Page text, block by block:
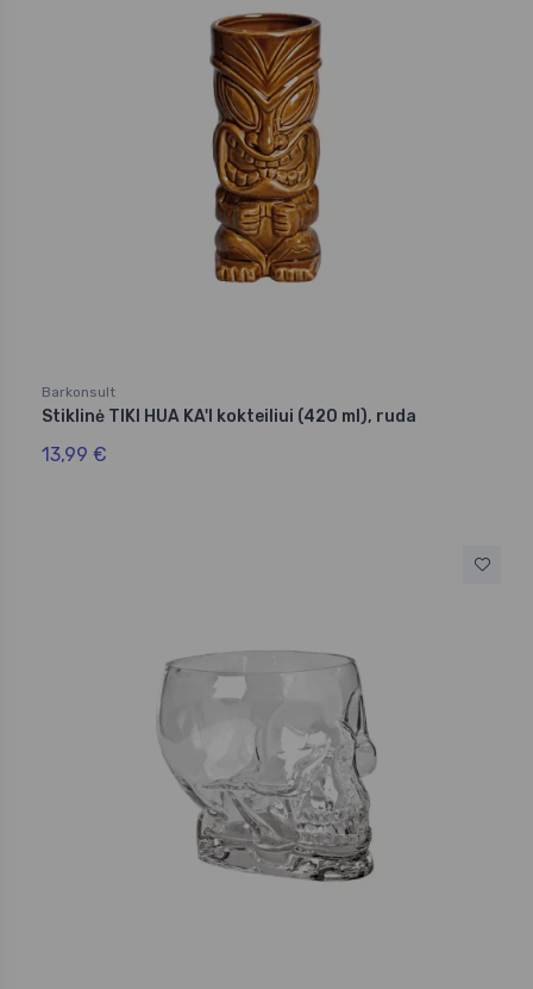
Barkonsult
Stiklinė TIKI HUA KA'I kokteiliui (420 ml), ruda
13,99 €